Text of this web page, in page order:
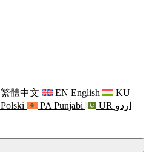
繁體中文 EN English
KU
Polski PA Punjabi UR اردو